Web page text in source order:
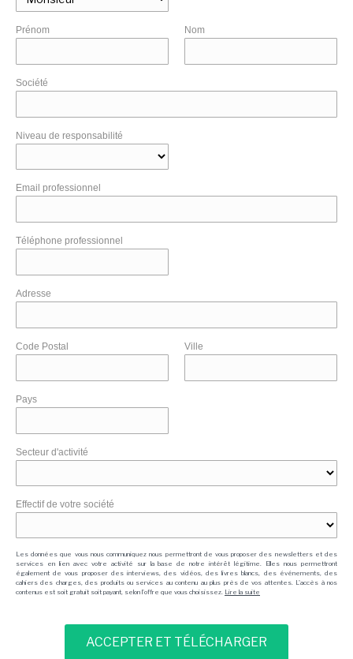
Prénom Nom
Société
Niveau de responsabilité
Email professionnel
Téléphone professionnel
Adresse
Code Postal Ville
Pays
Secteur d'activité
Effectif de votre société
Les données que vous nous communiquez nous permettront de vous proposer des newsletters et des
services en lien avec votre activité sur la base de notre intérêt légitime. Elles nous permettront
également de vous proposer des interviews, des vidéos, des livres blancs, des événements, des
cahiers des charges, des produits ou services au contenu au plus près de vos attentes. L'accès à nos
contenus est soit gratuit soit payant, selon l'offre que vous choisissez. Lire la suite